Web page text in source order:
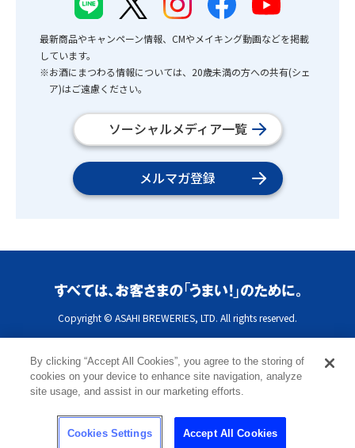
最新商品やキャンペーン情報、CMやメイキング動画などを掲載
しています。
※お酒にまつわる情報については、20歳未満の方への共有(シェ
ア)はご遠慮ください。
ソーシャルメディア一覧
メルマガ登録
Copyright © ASAHI BREWERIES, LTD. All rights reserved.
By clicking “Accept All Cookies”, you agree to the storing of
cookies on your device to enhance site navigation, analyze
site usage, and assist in our marketing efforts.
Cookies Settings Accept All Cookies